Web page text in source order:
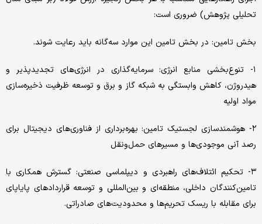
تحلیلی‌ پژوهش‌) ضروری‌ است‌:
بخش‌ تامین‌: در بخش تامین این موارد سه‌گانه باید رعایت شوند.
۱- تنوع‌بخشی‌ منابع‌ انرژی‌: سرمایه‌گذاری‌ در انرژی‌های‌ تجدیدپذیر و
هیدروژن، کاهش‌ وابستگی‌ به‌ شبکه‌ گاز و برق و توسعه‌ ظرفیت‌ ذخیره‌سازی‌
مواد اولیه‌
۲- هوشمندسازی‌ لجستیک‌ تامین‌: بهره‌برداری‌ از فناوری‌های‌ دیجیتال برای‌
رصد آنی‌ موجودی‌ها و مسیرهای‌ حمل‌ونقل‌
۳- تحکیم‌ ائتلاف‌های‌ راهبردی‌ و دیپلماسی‌ صنعتی‌: گسترش همکاری‌ با
تامین‌کنندگان داخلی‌، منطقه‌ای‌ و بین‌المللی‌ و توسعه‌ قراردادهای‌ پایاپای‌
برای‌ مقابله‌ با ریسک‌ تحریم‌ها و محدودیت‌های‌ صادراتی‌.